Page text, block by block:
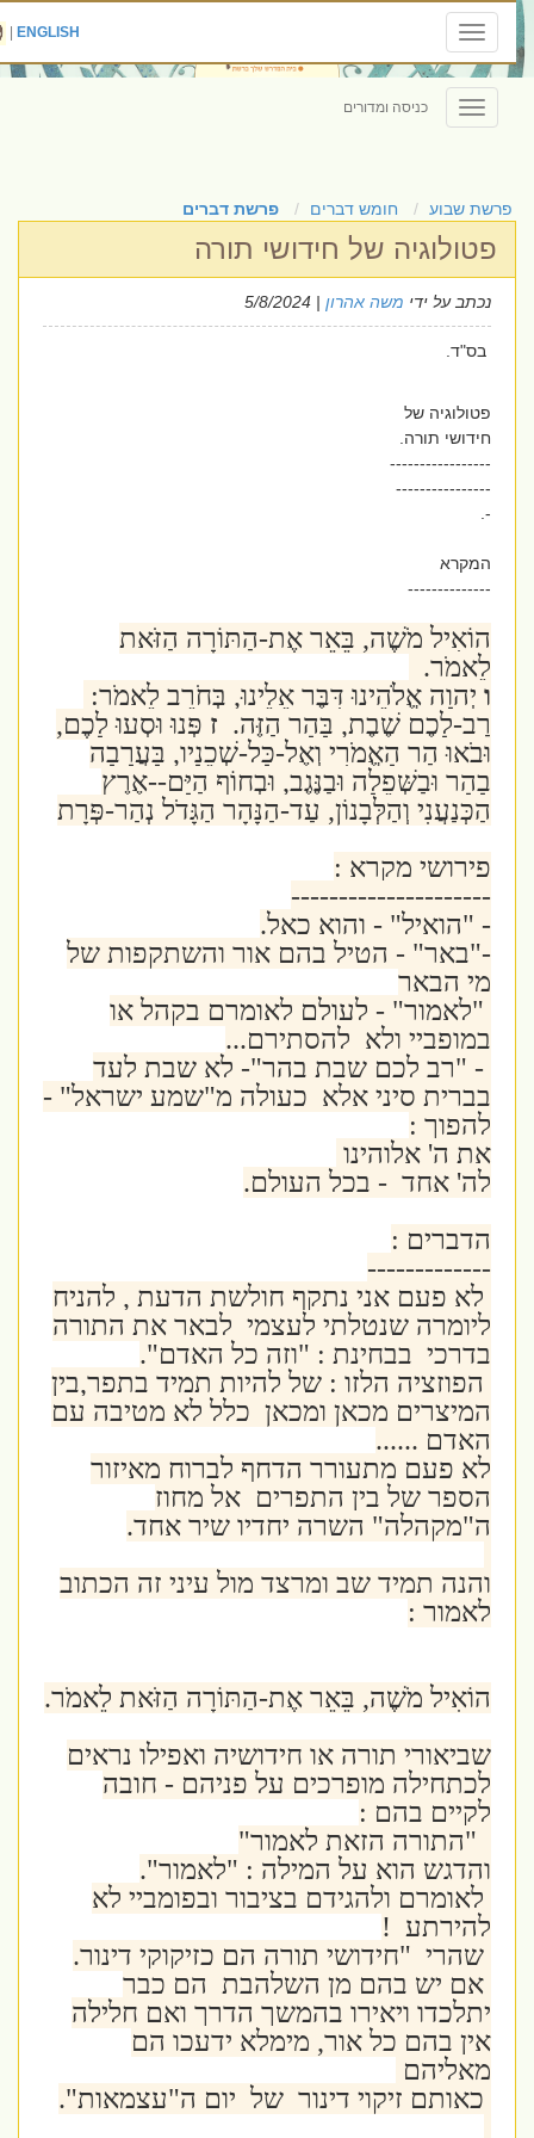
Toggle
navigation
ENGLISH
|
Toggle
navigation
כניסה ומדורים
פרשת שבוע חומש דברים פרשת דברים
פטולוגיה של חידושי תורה
נכתב על ידימשה אהרון| 5/8/2024
בס"ד.
פטולוגיה של
חידושי תורה.
-----------------
----------------
המקרא
--------------
הוֹאִיל מֹשֶׁה, בֵּאֵר אֶת-הַתּוֹרָה הַזֹּאת
לֵאמֹר.
יְהוָה אֱלֹהֵינוּ דִּבֶּר אֵלֵינוּ, בְּחֹרֵב לֵאמֹר:
רַב-לָכֶם שֶׁבֶת, בָּהָר הַזֶּה.ז פְּנוּ וּסְעוּ לָכֶם,
וּבֹאוּ הַר הָאֱמֹרִי וְאֶל-כָּל-שְׁכֵנָיו, בָּעֲרָבָה
בָהָר וּבַשְּׁפֵלָה וּבַנֶּגֶב, וּבְחוֹף הַיָּם--אֶרֶץ
הַכְּנַעֲנִי וְהַלְּבָנוֹן, עַד-הַנָּהָר הַגָּדֹל נְהַר-פְּרָת
פירושי מקרא :
---------------------
- "הואיל" - והוא כאל.
-"באר" - הטיל בהם אור והשתקפות של
מי הבאר
"לאמור" - לעולם לאומרם בקהל או
במופביי ולא להסתירם...
- "רב לכם שבת בהר"- לא שבת לעד
בברית סיני אלא כעולה מ"שמע ישראל" -
להפוך :
את ה' אלוהינו
לה' אחד - בכל העולם.
הדברים :
-------------
לא פעם אני נתקף חולשת הדעת , להניח
ליומרה שנטלתי לעצמי לבאר את התורה
בדרכי בבחינת : "וזה כל האדם".
הפוזציה הלזו : של להיות תמיד בתפר,בין
המיצרים מכאן ומכאן כלל לא מטיבה עם
האדם ......
לא פעם מתעורר הדחף לברוח מאיזור
הספר של בין התפרים אל מחוז
ה"מקהלה" השרה יחדיו שיר אחד.
והנה תמיד שב ומרצד מול עיני זה הכתוב
לאמור :
הוֹאִיל מֹשֶׁה, בֵּאֵר אֶת-הַתּוֹרָה הַזֹּאת לֵאמֹר.
שביאורי תורה או חידושיה ואפילו נראים
לכתחילה מופרכים על פניהם - חובה
לקיים בהם :
"התורה הזאת לאמור"
והדגש הוא על המילה : "לאמור".
לאומרם ולהגידם בציבור ובפומביי לא
להירתע !
שהרי "חידושי תורה הם כזיקוקי דינור.
אם יש בהם מן השלהבת הם כבר
יתלכדו ויאירו בהמשך הדרך ואם חלילה
אין בהם כל אור, מימלא ידעכו הם
מאליהם
כאותם זיקוי דינור של יום ה"עצמאות".